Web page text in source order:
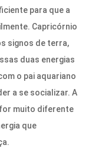
para que a
Capricórnio
signos de terra,
duas energias
o pai aquariano
a se socializar. A
muito diferente
que